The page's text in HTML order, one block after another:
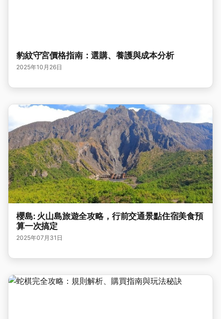
豹紋守宮價格指南：選購、養護與成本分析
2025年10月26日
櫻島: 火山島旅遊全攻略，行前交通景點住宿美食預
算一次搞定
2025年07月31日